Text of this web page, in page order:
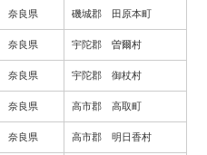
奈良県 磯城郡 田原本町
奈良県 宇陀郡 曽爾村
奈良県 宇陀郡 御杖村
奈良県 高市郡 高取町
奈良県 高市郡 明日香村